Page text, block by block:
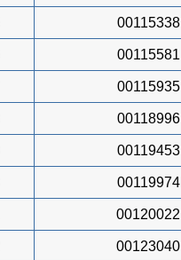
00115338
00115581
00115935
00118996
00119453
00119974
00120022
00123040